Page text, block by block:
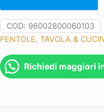
COD: 96002800060103
PENTOLE ,TAVOLA &
Richiedi maggiori